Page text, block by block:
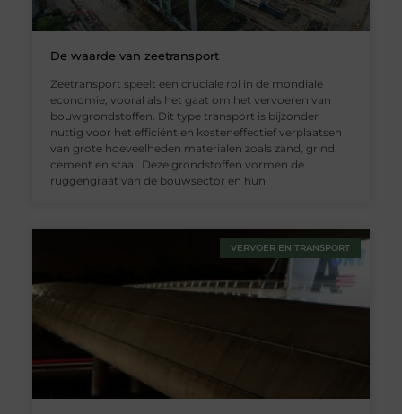
De waarde van zeetransport
Zeetransport speelt een cruciale rol in de mondiale
economie, vooral als het gaat om het vervoeren van
bouwgrondstoffen. Dit type transport is bijzonder
nuttig voor het efficiënt en kosteneffectief verplaatsen
van grote hoeveelheden materialen zoals zand, grind,
cement en staal. Deze grondstoffen vormen de
ruggengraat van de bouwsector en hun
VERVOER EN TRANSPORT